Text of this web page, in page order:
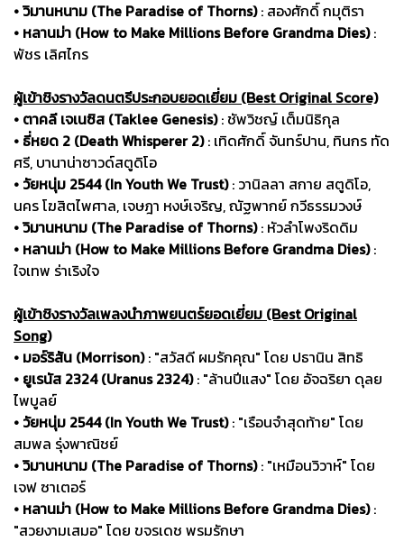
• วิมานหนาม (The Paradise of Thorns): สองศักดิ์ กมุติรา
• หลานม่า (How to Make Millions Before Grandma Dies):
พัชร เลิศไกร
ผู้เข้าชิงรางวัลดนตรีประกอบยอดเยี่ยม (Best Original Score)
• ตาคลี เจเนซิส (Taklee Genesis): ชัพวิชญ์ เต็มนิธิกุล
• ธี่หยด 2 (Death Whisperer 2): เทิดศักดิ์ จันทร์ปาน, ทินกร ทัด
ศรี, บานาน่าซาวด์สตูดิโอ
• วัยหนุ่ม 2544 (In Youth We Trust): วานิลลา สกาย สตูดิโอ,
นคร โฆสิตไพศาล, เจษฎา หงษ์เจริญ, ณัฐพากย์ กวีธรรมวงษ์
• วิมานหนาม (The Paradise of Thorns): หัวลำโพงริดดิม
• หลานม่า (How to Make Millions Before Grandma Dies):
ใจเทพ ร่าเริงใจ
ผู้เข้าชิงรางวัลเพลงนำภาพยนตร์ยอดเยี่ยม (Best Original
Song)
• มอร์ริสัน (Morrison): "สวัสดี ผมรักคุณ" โดย ปธานิน สิทธิ
• ยูเรนัส 2324 (Uranus 2324): "ล้านปีแสง" โดย อัจฉริยา ดุลย
ไพบูลย์
• วัยหนุ่ม 2544 (In Youth We Trust): "เรือนจำสุดท้าย" โดย
สมพล รุ่งพาณิชย์
• วิมานหนาม (The Paradise of Thorns): "เหมือนวิวาห์" โดย
เจฟ ซาเตอร์
• หลานม่า (How to Make Millions Before Grandma Dies):
"สวยงามเสมอ" โดย ขจรเดช พรมรักษา